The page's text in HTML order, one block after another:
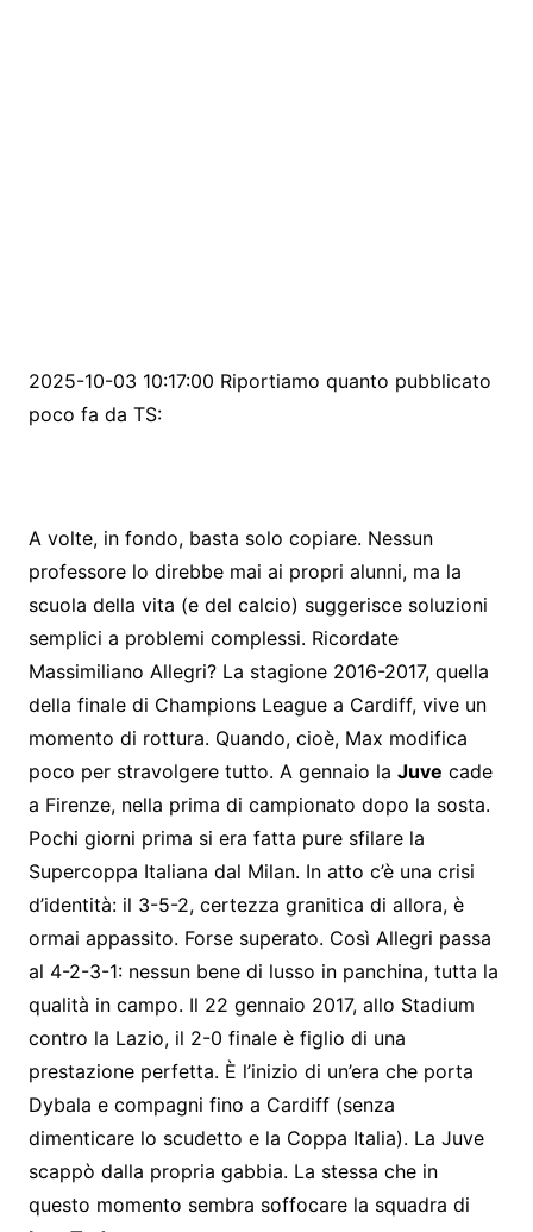
2025-10-03 10:17:00 Riportiamo quanto pubblicato
poco fa da TS:
A volte, in fondo, basta solo copiare. Nessun
professore lo direbbe mai ai propri alunni, ma la
scuola della vita (e del calcio) suggerisce soluzioni
semplici a problemi complessi. Ricordate
Massimiliano Allegri? La stagione 2016-2017, quella
della finale di Champions League a Cardiff, vive un
momento di rottura. Quando, cioè, Max modifica
poco per stravolgere tutto. A gennaio la Juve cade
a Firenze, nella prima di campionato dopo la sosta.
Pochi giorni prima si era fatta pure sfilare la
Supercoppa Italiana dal Milan. In atto c’è una crisi
d’identità: il 3-5-2, certezza granitica di allora, è
ormai appassito. Forse superato. Così Allegri passa
al 4-2-3-1: nessun bene di lusso in panchina, tutta la
qualità in campo. Il 22 gennaio 2017, allo Stadium
contro la Lazio, il 2-0 finale è figlio di una
prestazione perfetta. È l’inizio di un’era che porta
Dybala e compagni fino a Cardiff (senza
dimenticare lo scudetto e la Coppa Italia). La Juve
scappò dalla propria gabbia. La stessa che in
questo momento sembra soffocare la squadra di